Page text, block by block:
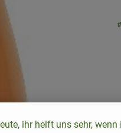
ihr helft uns sehr,